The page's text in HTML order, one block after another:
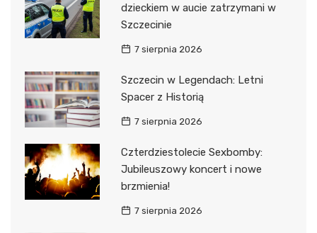
dzieckiem w aucie zatrzymani w
Szczecinie
7 sierpnia 2026
Szczecin w Legendach: Letni
Spacer z Historią
7 sierpnia 2026
Czterdziestolecie Sexbomby:
Jubileuszowy koncert i nowe
brzmienia!
7 sierpnia 2026